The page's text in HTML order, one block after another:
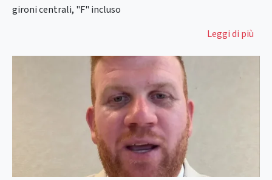
gironi centrali, "F" incluso
Leggi di più